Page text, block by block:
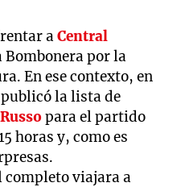
aCentral
Bombonera por la
En ese contexto, en
la lista de
para el partido
horas y, como es
completo viajara a